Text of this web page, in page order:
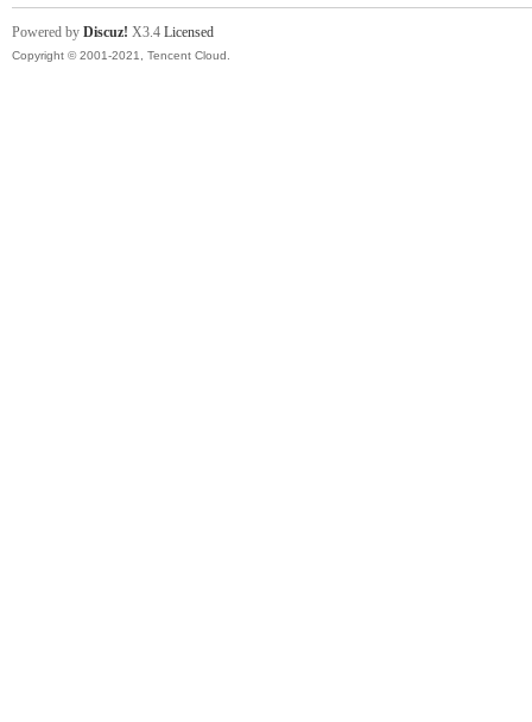
Powered by Discuz! X3.4 Licensed
Copyright © 2001-2021, Tencent Cloud.